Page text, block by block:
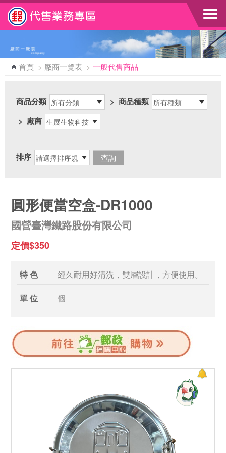
跳到主要內容區塊
首頁 > 廠商一覽表 > 一般代售商品
商品分類 > 商品種類
> 廠商
排序
圓形便當空盒-DR1000
國營臺灣鐵路股份有限公司
定價$350
特 色 經久耐用好清洗，雙層設計，方便使用。
單 位 個